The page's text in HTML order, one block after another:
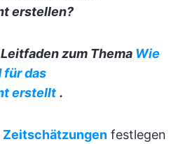
erstellen?
zum Thema Wie
für das
erstellt .
Zeitschätzungen festlegen